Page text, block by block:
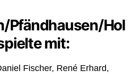
Pfändhausen/Hol
mit:
Fischer, René Erhard,